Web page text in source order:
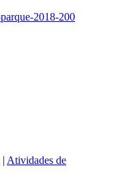
| Atividades de